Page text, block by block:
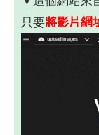
只要將影片網